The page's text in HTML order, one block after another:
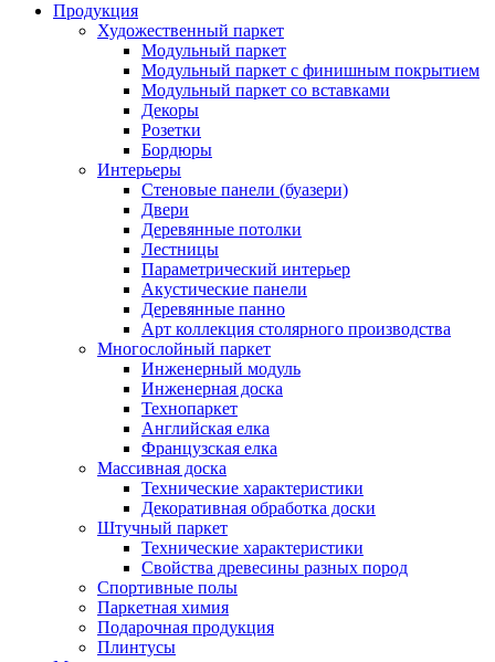
Продукция
Художественный паркет
Модульный паркет
Модульный паркет с финишным покрытием
Модульный паркет со вставками
Декоры
Розетки
Бордюры
Интерьеры
Стеновые панели (буазери)
Двери
Деревянные потолки
Лестницы
Параметрический интерьер
Акустические панели
Деревянные панно
Арт коллекция столярного производства
Многослойный паркет
Инженерный модуль
Инженерная доска
Технопаркет
Английская елка
Французская елка
Массивная доска
Технические характеристики
Декоративная обработка доски
Штучный паркет
Технические характеристики
Свойства древесины разных пород
Спортивные полы
Паркетная химия
Подарочная продукция
Плинтусы